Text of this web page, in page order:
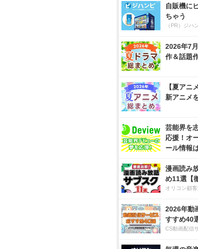
自販機に
ちゃう
（PR）ジハ
2026年7
作＆話題
【夏アニ
新アニメ
芸能界を
応援！オ
ール情報
漫画読み
め11選【
オリコン顧
2026年動
すすめ40
CS動画配信